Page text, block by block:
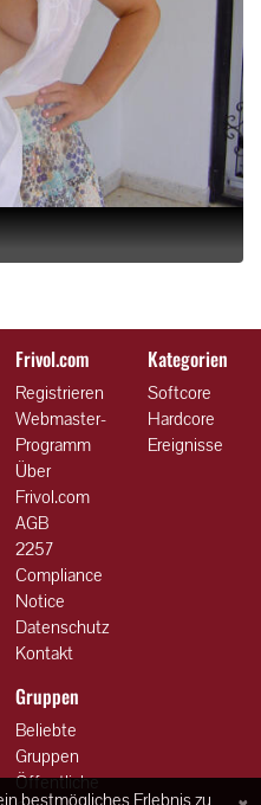
Frivol.com
Registrieren
Webmaster-
Programm
Über
Frivol.com
AGB
2257
Compliance
Notice
Datenschutz
Kontakt
Gruppen
Beliebte
Gruppen
Öffentliche
Kategorien
Softcore
Hardcore
Ereignisse
bestmögliches Erlebnis zu